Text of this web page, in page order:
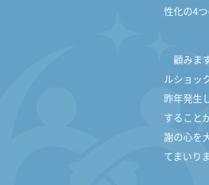
性化の4
顧みま
ルショッ
昨年発生
すること
謝の心を
てまいり